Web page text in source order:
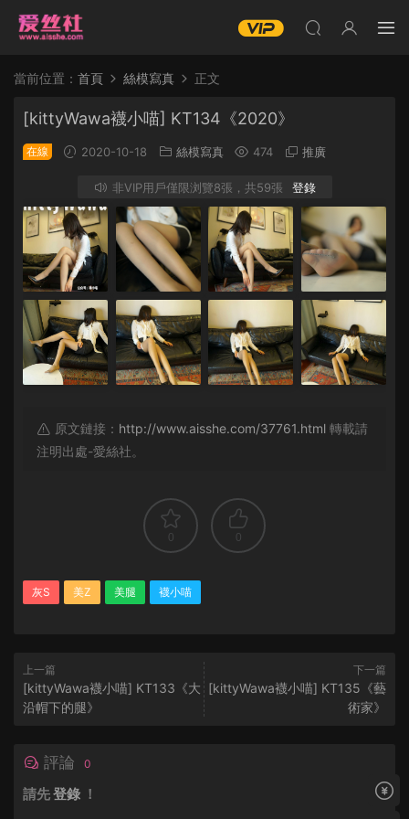
當前位置： 首頁 絲模寫真 正文
[kittyWawa襪小喵] KT134《2020》
在線 2020-10-18 絲模寫真 474 推廣
非VIP用戶僅限浏覽8張，共59張 登錄
原文鏈接： http://www.aisshe.com/37761.html 轉載請
注明出處-愛絲社。
0 0
灰S 美Z 美腿 襪小喵
上一篇
[kittyWawa襪小喵] KT133《大
沿帽下的腿》
下一篇
[kittyWawa襪小喵] KT135《藝
術家》
評論 0
請先登錄 ！